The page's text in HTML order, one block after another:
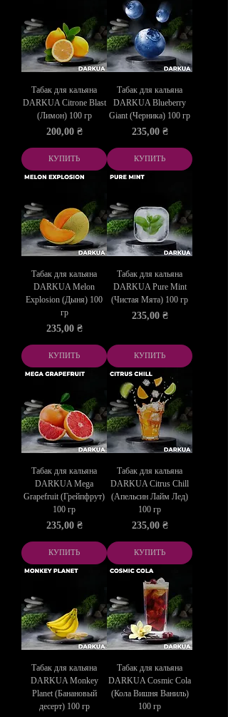
Табак для кальяна
DARKUA Citrone Blast
(Лимон) 100 гр
Цена
200,00 ₴
КУПИТЬ
Табак для кальяна
DARKUA Blueberry
Giant (Черника) 100 гр
Цена
235,00 ₴
КУПИТЬ
Табак для кальяна
DARKUA Melon
Explosion (Дыня) 100
гр
Цена
235,00 ₴
КУПИТЬ
Табак для кальяна
DARKUA Pure Mint
(Чистая Мята) 100 гр
Цена
235,00 ₴
КУПИТЬ
Табак для кальяна
DARKUA Mega
Grapefruit (Грейпфрут)
100 гр
Цена
235,00 ₴
КУПИТЬ
Табак для кальяна
DARKUA Citrus Chill
(Апельсин Лайм Лед)
100 гр
Цена
235,00 ₴
КУПИТЬ
Табак для кальяна
DARKUA Monkey
Planet (Банановый
десерт) 100 гр
Табак для кальяна
DARKUA Сosmic Cola
(Кола Вишня Ваниль)
100 гр